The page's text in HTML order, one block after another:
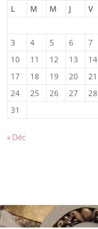
L
M M J V
3
4 5 6 7
10
11 12 13 14
17
18 19 20 21
24
25 26 27 28
31
« Déc